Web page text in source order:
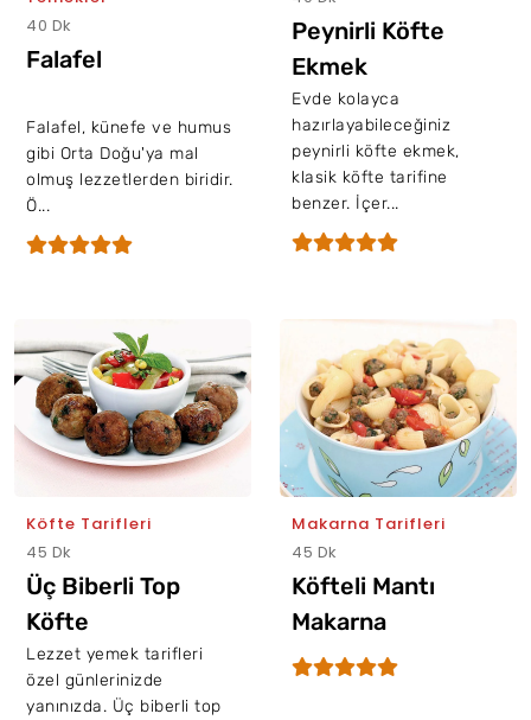
40 Dk
Falafel
Falafel, künefe ve humus
gibi Orta Doğu'ya mal
olmuş lezzetlerden biridir.
Ö...
Peynirli Köfte
Ekmek
Evde kolayca
hazırlayabileceğiniz
peynirli köfte ekmek,
klasik köfte tarifine
benzer. İçer...
Köfte Tarifleri
45 Dk
Üç Biberli Top
Köfte
Lezzet yemek tarifleri
özel günlerinizde
yanınızda. Üç biberli top
Makarna Tarifleri
45 Dk
Köfteli Mantı
Makarna